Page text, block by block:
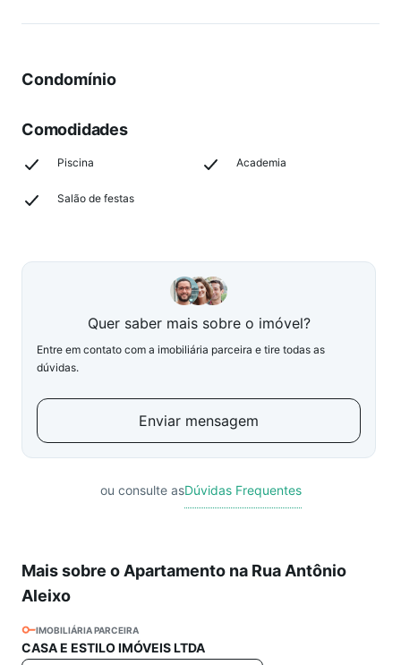
Condomínio
Comodidades
Piscina Academia
Salão de festas
Quer saber mais sobre o imóvel?
Entre em contato com a imobiliária parceira e tire todas as
dúvidas.
Enviar mensagem
ou consulte asDúvidas Frequentes
Mais sobre o Apartamento na Rua Antônio
Aleixo
IMOBILIÁRIA PARCEIRA
CASA E ESTILO IMÓVEIS LTDA